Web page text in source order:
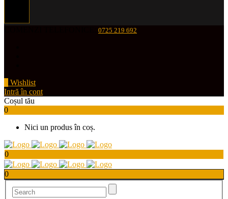
0725 219 692
Wishlist
Intră în cont
Coșul tău
0
Nici un produs în coș.
0
0